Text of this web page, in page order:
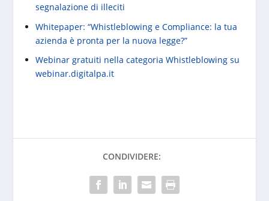
segnalazione di illeciti
Whitepaper: “Whistleblowing e Compliance: la tua
azienda è pronta per la nuova legge?”
Webinar gratuiti nella categoria Whistleblowing su
webinar.digitalpa.it
CONDIVIDERE: